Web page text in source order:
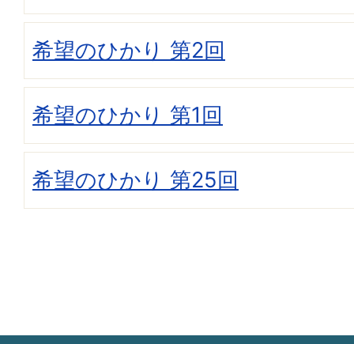
希望のひかり 第2回
希望のひかり 第1回
希望のひかり 第25回